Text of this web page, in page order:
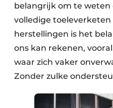
belangrijk om te weten
volledige toeleverketen
herstellingen is het
ons kan rekenen,
waar zich vaker
Zonder zulke